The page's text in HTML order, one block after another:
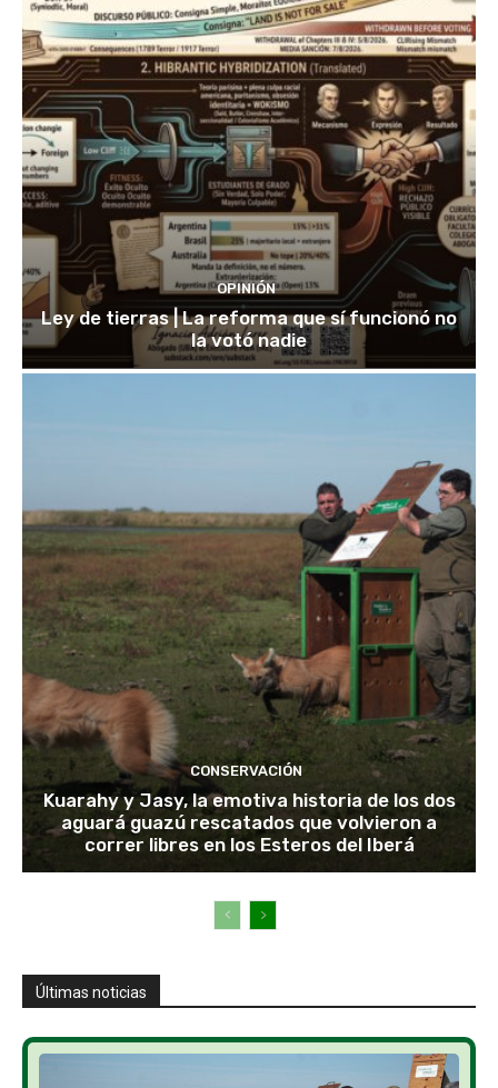
OPINIÓN
Ley de tierras | La reforma que sí funcionó no
la votó nadie
CONSERVACIÓN
Kuarahy y Jasy, la emotiva historia de los dos
aguará guazú rescatados que volvieron a
correr libres en los Esteros del Iberá
Últimas noticias